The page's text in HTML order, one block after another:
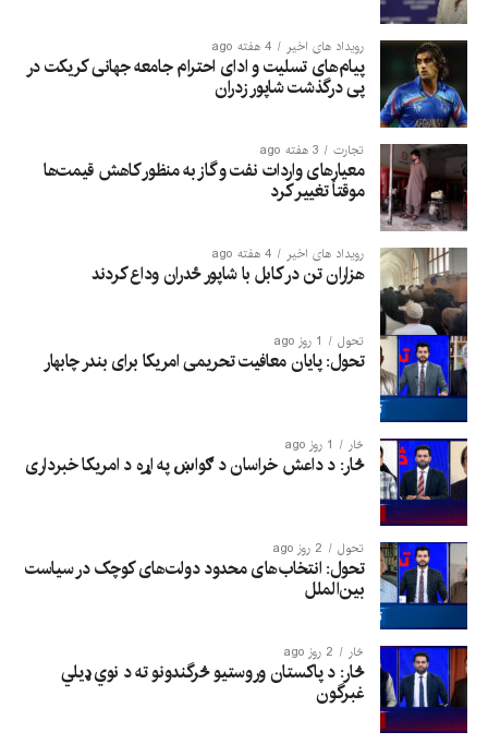
رویداد های اخیر 4 هفته ago
پیام‌های تسلیت و ادای احترام جامعه جهانی کریکت در
پی درگذشت شاپور زدران
تجارت 3 هفته ago
معیارهای واردات نفت و گاز به منظور کاهش قیمت‌ها
موقتاً تغییر کرد
رویداد های اخیر 4 هفته ago
هزاران تن در کابل با شاپور ځدران وداع کردند
تحول 1 روز ago
تحول: پایان معافیت تحریمی امریکا برای بندر چابهار
څار 1 روز ago
څار: د داعش خراسان د ګواښ په اړه د امریکا خبرداری
تحول 2 روز ago
تحول: انتخاب‌های محدود دولت‌های کوچک در سیاست
بین‌الملل
څار 2 روز ago
څار: د پاکستان وروستیو څرگندونو ته د نوي ډیلي
غبرگون